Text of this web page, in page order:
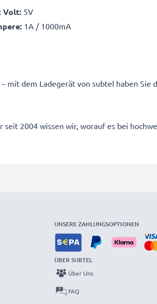
Volt: 5V
1A / 1000mA
mit dem Ladegerät von subtel haben Sie
seit 2004 wissen wir, worauf es bei
UNSERE ZAHLUNGSOPTIONEN
ÜBER SUBTEL
Über Uns
FAQ